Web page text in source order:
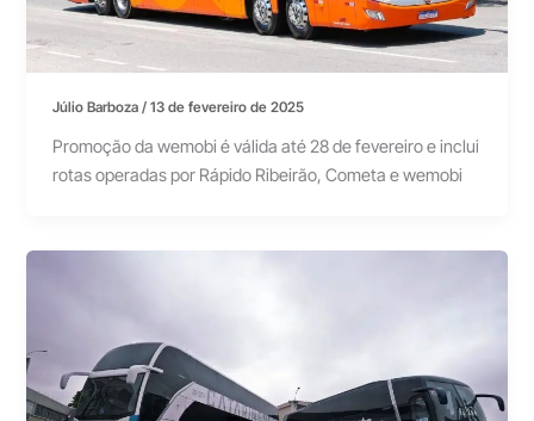
Júlio Barboza/13 de fevereiro de 2025
Promoção da wemobi é válida até 28 de fevereiro e inclui
rotas operadas por Rápido Ribeirão, Cometa e wemobi